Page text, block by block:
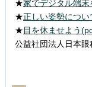
★家でデジタル端
★正しい姿勢につ
★目を休ませよう
公益社団法人日本眼